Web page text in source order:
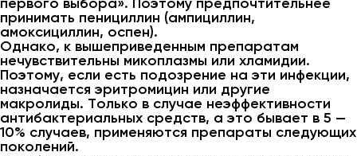
принимать пенициллин (ампициллин,
амоксициллин, оспен).
Однако, к вышеприведенным препаратам
нечувствительны микоплазмы или хламидии.
Поэтому, если есть подозрение на эти инфекции,
назначается эритромицин или другие
макролиды. Только в случае неэффективности
антибактериальных средств, а это бывает в 5 —
10% случаев, применяются препараты следующих
поколений.